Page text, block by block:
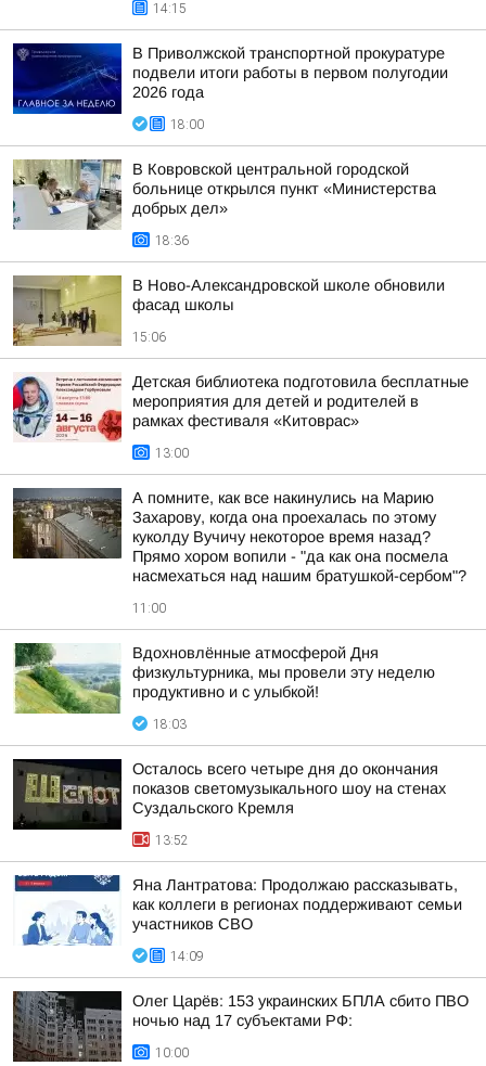
14:15
В Приволжской транспортной прокуратуре
подвели итоги работы в первом полугодии
2026 года
18:00
В Ковровской центральной городской
больнице открылся пункт «Министерства
добрых дел»
18:36
В Ново-Александровской школе обновили
фасад школы
15:06
Детская библиотека подготовила бесплатные
мероприятия для детей и родителей в
рамках фестиваля «Китоврас»
13:00
А помните, как все накинулись на Марию
Захарову, когда она проехалась по этому
куколду Вучичу некоторое время назад?
Прямо хором вопили - "да как она посмела
насмехаться над нашим братушкой-сербом"?
11:00
Вдохновлённые атмосферой Дня
физкультурника, мы провели эту неделю
продуктивно и с улыбкой!
18:03
Осталось всего четыре дня до окончания
показов светомузыкального шоу на стенах
Суздальского Кремля
13:52
Яна Лантратова: Продолжаю рассказывать,
как коллеги в регионах поддерживают семьи
участников СВО
14:09
Олег Царёв: 153 украинских БПЛА сбито ПВО
ночью над 17 субъектами РФ:
10:00